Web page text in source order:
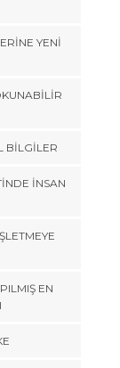
YENİ
BİLGİLER
İNSAN
EN